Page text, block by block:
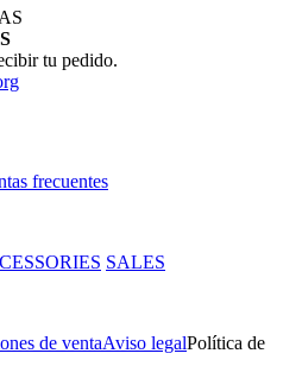
tu pedido.
frecuentes
SALES
de ventaAviso legalPolítica de